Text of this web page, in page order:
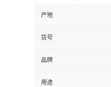
产地
货号
品牌
用途